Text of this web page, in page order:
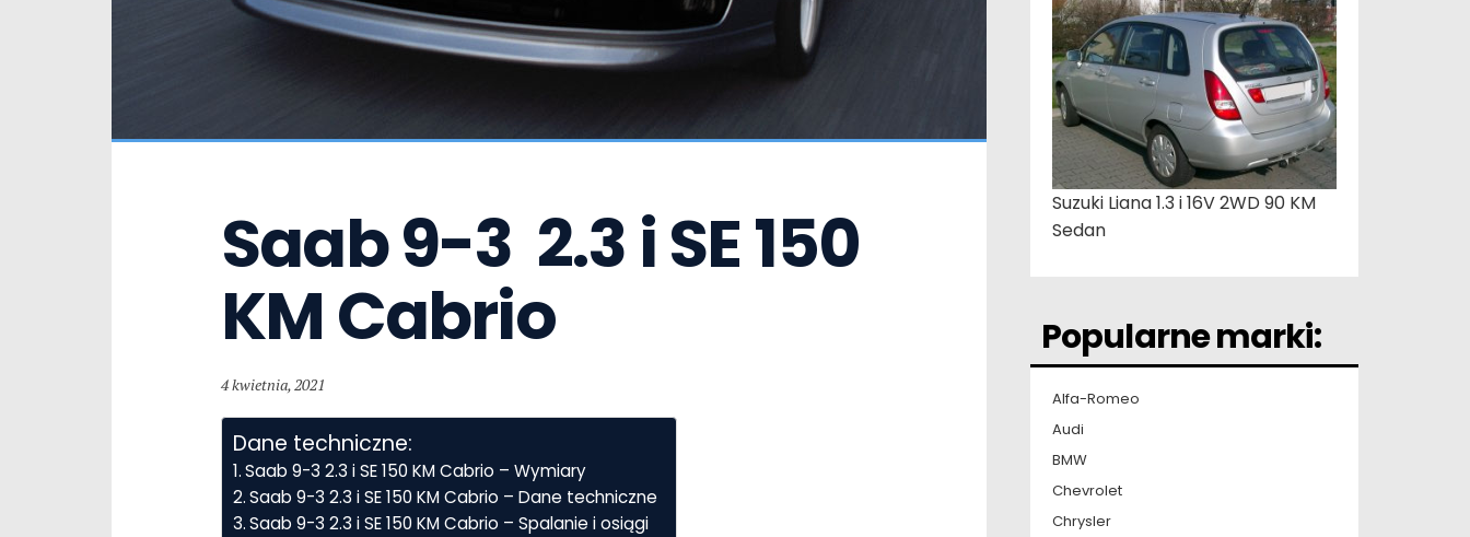
Saab 9-3  2.3 i SE 150
KM Cabrio
4 kwietnia, 2021
Dane techniczne:
Saab 9-3 2.3 i SE 150 KM Cabrio – Wymiary
Saab 9-3 2.3 i SE 150 KM Cabrio – Dane techniczne
Saab 9-3 2.3 i SE 150 KM Cabrio – Spalanie i osiągi
Suzuki Liana 1.3 i 16V 2WD 90 KM
Sedan
Popularne marki:
Alfa-Romeo
Audi
BMW
Chevrolet
Chrysler